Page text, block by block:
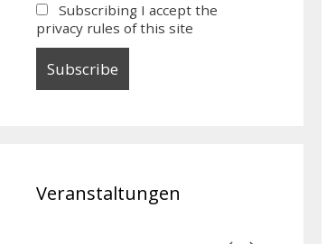
Subscribing I accept the
privacy rules of this site
Veranstaltungen